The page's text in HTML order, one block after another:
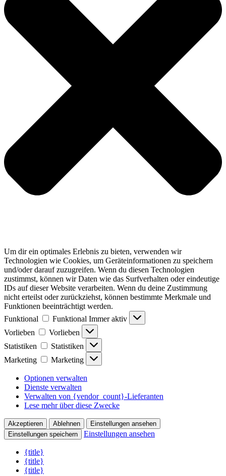
Um dir ein optimales Erlebnis zu bieten, verwenden wir
Technologien wie Cookies, um Geräteinformationen zu speichern
und/oder darauf zuzugreifen. Wenn du diesen Technologien
zustimmst, können wir Daten wie das Surfverhalten oder eindeutige
IDs auf dieser Website verarbeiten. Wenn du deine Zustimmung
nicht erteilst oder zurückziehst, können bestimmte Merkmale und
Funktionen beeinträchtigt werden.
Funktional
Funktional Immer aktiv
Vorlieben
Vorlieben
Statistiken
Statistiken
Marketing
Marketing
Optionen verwalten
Dienste verwalten
Verwalten von {vendor_count}-Lieferanten
Lese mehr über diese Zwecke
Akzeptieren Ablehnen
Einstellungen ansehen
Einstellungen speichern
Einstellungen ansehen
{title}
{title}
{title}